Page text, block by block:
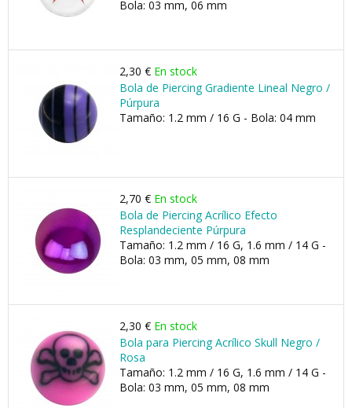
Bola: 03 mm, 06 mm
2,30 € En stock
Bola de Piercing Gradiente Lineal Negro /
Púrpura
Tamaño: 1.2 mm / 16 G - Bola: 04 mm
2,70 € En stock
Bola de Piercing Acrílico Efecto
Resplandeciente Púrpura
Tamaño: 1.2 mm / 16 G, 1.6 mm / 14 G -
Bola: 03 mm, 05 mm, 08 mm
2,30 € En stock
Bola para Piercing Acrílico Skull Negro /
Rosa
Tamaño: 1.2 mm / 16 G, 1.6 mm / 14 G -
Bola: 03 mm, 05 mm, 08 mm